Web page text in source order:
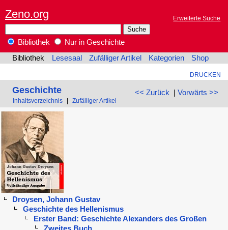
Zeno.org Erweiterte Suche
Bibliothek
Nur in Geschichte
Bibliothek
Lesesaal Zufälliger Artikel Kategorien Shop
DRUCKEN
<< Zurück | Vorwärts >>
Geschichte
Inhaltsverzeichnis Zufälliger Artikel
Droysen, Johann Gustav
Geschichte des Hellenismus
Erster Band: Geschichte Alexanders des Großen